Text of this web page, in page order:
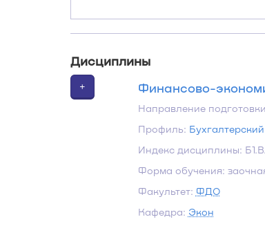
Дисциплины
+ Финансово-
Направление
Профиль:
Индекс дисциплины:
Форма обучения:
Факультет: ФДО
Кафедра: Экон